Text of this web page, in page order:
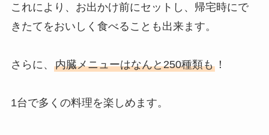
これにより、お出かけ前にセットし、帰宅時にで
きたてをおいしく食べることも出来ます。
さらに、 内臓メニューはなんと250種類も！
1台で多くの料理を楽しめます。